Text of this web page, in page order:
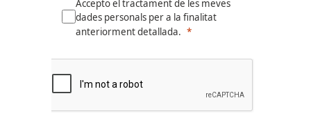
Accepto el tractament de les meves
dades personals per a la finalitat
anteriorment detallada.